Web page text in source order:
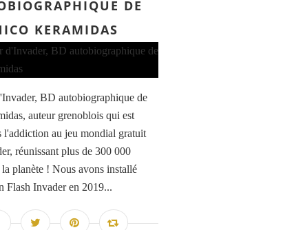
DE
KERAMIDAS
BD autobiographique de
auteur grenoblois qui est
l'addiction au jeu mondial gratuit
réunissant plus de 300 000
planète ! Nous avons installé
Flash Invader en 2019...